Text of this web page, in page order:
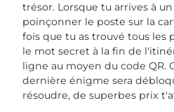
trésor. Lorsque tu arrives à
poinçonner le poste sur la
fois que tu as trouvé tous les
le mot secret à la fin de
ligne au moyen du code QR.
dernière énigme sera
résoudre, de superbes prix